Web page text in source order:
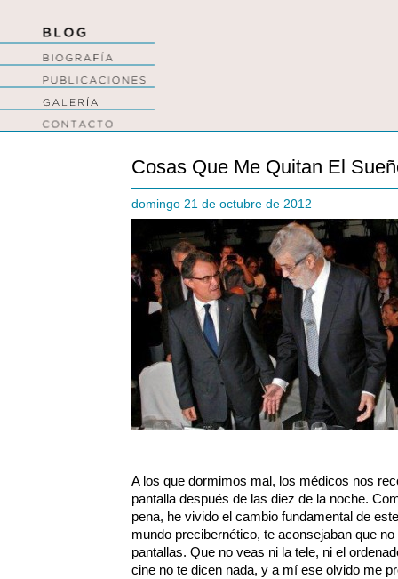
Cosas Que Me Quitan El
domingo 21 de octubre de 2012
A los que dormimos mal, los médicos nos
pantalla después de las diez de la noche.
pena, he vivido el cambio fundamental de
mundo precibernético, te aconsejaban que
pantallas. Que no veas ni la tele, ni el
cine no te dicen nada, y a mí ese olvido me